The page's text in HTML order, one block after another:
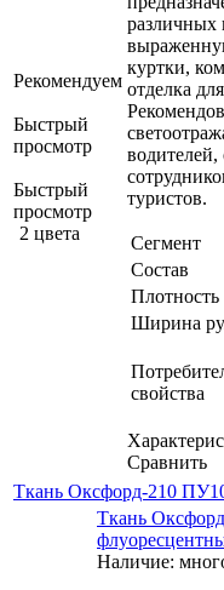
Рекомендуем
Быстрый
просмотр
Быстрый
просмотр
2 цвета
различных
куртки,
отделка
водителей,
туристов.
Сегмент
Состав
Плотность
Ширина
свойства
Сравнить
Ткань Оксфорд-210
Ткань
Наличие: